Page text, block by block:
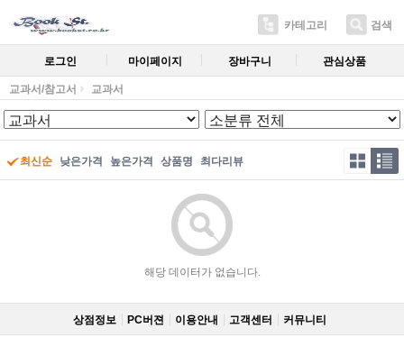
카테고리 검색
로그인 마이페이지 장바구니 관심상품
교과서/참고서 교과서
최신순 낮은가격 높은가격 상품명 최다리뷰
해당 데이터가 없습니다.
상점정보 PC버젼 이용안내 고객센터 커뮤니티